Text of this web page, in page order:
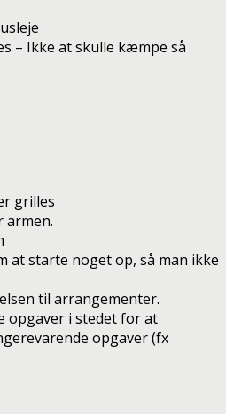
– Ikke at skulle kæmpe så
grilles
armen.
at starte noget op, så man ikke
til arrangementer.
opgaver i stedet for at
opgaver (fx